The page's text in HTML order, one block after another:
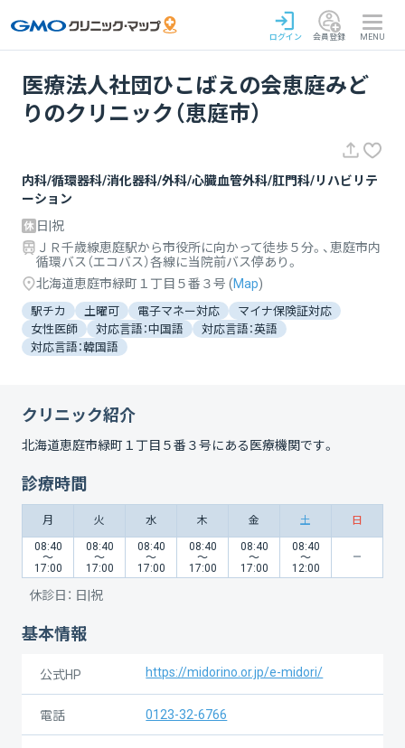
ログイン 会員登録 MENU
医療法人社団ひこばえの会恵庭みど
りのクリニック（恵庭市）
内科/循環器科/消化器科/外科/心臓血管外科/肛門科/リハビリテ
ーション
日|祝
ＪＲ千歳線恵庭駅から市役所に向かって徒歩５分。、恵庭市内
循環バス（エコバス）各線に当院前バス停あり。
北海道恵庭市緑町１丁目５番３号 (Map)
駅チカ 土曜可 電子マネー対応
マイナ保険証対応
女性医師
対応言語：中国語
対応言語：英語
対応言語：韓国語
クリニック紹介
北海道恵庭市緑町１丁目５番３号にある医療機関です。
診療時間
月 火 水 木 金 土 日
08:40
〜
17:00
08:40
〜
17:00
08:40
〜
17:00
08:40
〜
17:00
08:40
〜
17:00
08:40
〜
12:00
休診日： 日|祝
基本情報
公式HP https://midorino.or.jp/e-midori/
電話 0123-32-6766